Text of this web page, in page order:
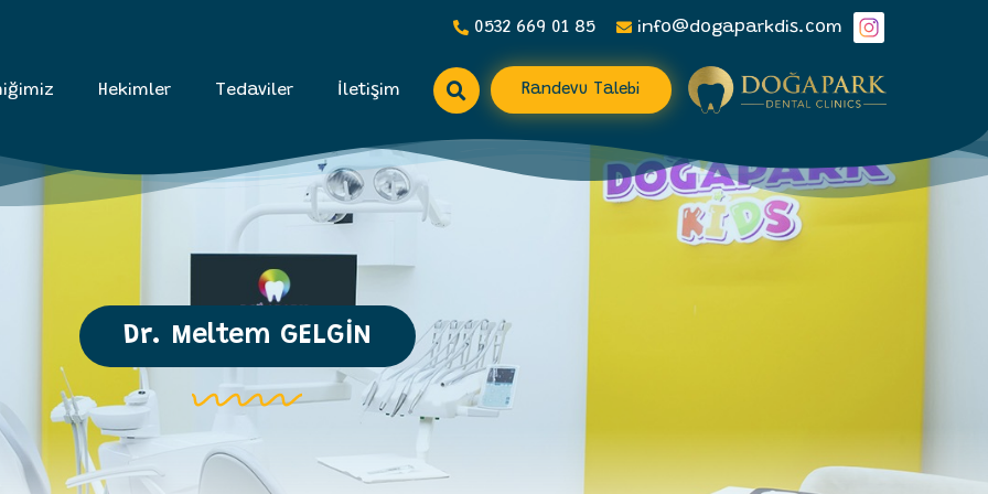
0532 669 01 85 info@dogaparkdis.com
Hekimler Tedaviler İletişim Randevu Talebi
Dr. Meltem GELGİN